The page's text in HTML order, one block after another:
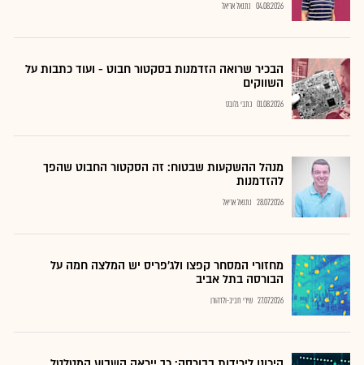
04.08.2026 נתנאל אריאל
הבכיר שרואה הזדמנות בסקטור חבוט - ועוד כתבות על
השווקים
01.08.2026 כתבי גלובס
מנהל ההשקעות שבטוח: זה הסקטור החבוט שהפך
להזדמנות
28.07.2026 נתנאל אריאל
מחזורי המסחר קפצו ולג'פריס יש המלצה חמה על
הבורסה בתל אביב
27.07.2026 שירי חביב-ולדהורן